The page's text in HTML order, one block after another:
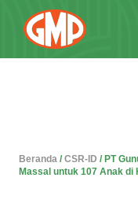
Beranda / CSR-ID / PT
Massal untuk 107 Anak